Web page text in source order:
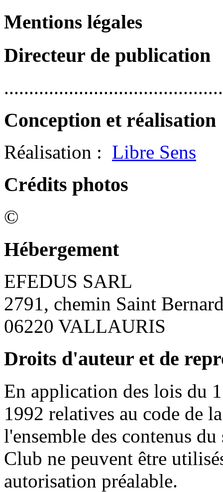
Mentions légales
Directeur de publication
Conception et réalisation
Réalisation : Libre Sens
Crédits photos
©
Hébergement
EFEDUS SARL
2791, chemin Saint
06220 VALLAURIS
Droits d'auteur et de
En application des lois du
1992 relatives au code de
l'ensemble des contenus
Club ne peuvent être
autorisation préalable.